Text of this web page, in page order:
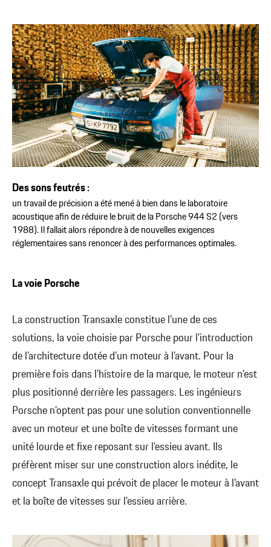
Des sons feutrés :
un travail de précision a été mené à bien dans le laboratoire
acoustique afin de réduire le bruit de la Porsche 944 S2 (vers
1988). Il fallait alors répondre à de nouvelles exigences
réglementaires sans renoncer à des performances optimales.
La voie Porsche
La construction Transaxle constitue l’une de ces
solutions, la voie choisie par Porsche pour l’introduction
de l’architecture dotée d’un moteur à l’avant. Pour la
première fois dans l’histoire de la marque, le moteur n’est
plus positionné derrière les passagers. Les ingénieurs
Porsche n’optent pas pour une solution conventionnelle
avec un moteur et une boîte de vitesses formant une
unité lourde et fixe reposant sur l’essieu avant. Ils
préfèrent miser sur une construction alors inédite, le
concept Transaxle qui prévoit de placer le moteur à l’avant
et la boîte de vitesses sur l’essieu arrière.